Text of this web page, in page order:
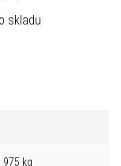
skladu
975 kg